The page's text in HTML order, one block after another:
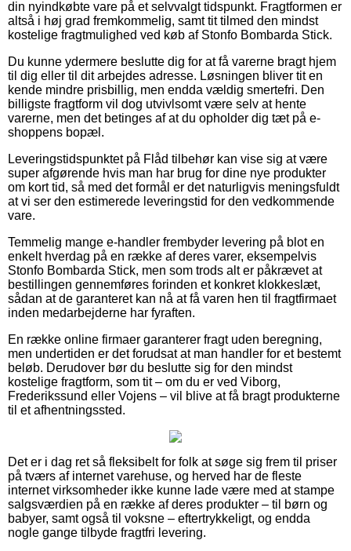
din nyindkøbte vare på et selvvalgt tidspunkt. Fragtformen er
altså i høj grad fremkommelig, samt tit tilmed den mindst
kostelige fragtmulighed ved køb af Stonfo Bombarda Stick.
Du kunne ydermere beslutte dig for at få varerne bragt hjem
til dig eller til dit arbejdes adresse. Løsningen bliver tit en
kende mindre prisbillig, men endda vældig smertefri. Den
billigste fragtform vil dog utvivlsomt være selv at hente
varerne, men det betinges af at du opholder dig tæt på e-
shoppens bopæl.
Leveringstidspunktet på Flåd tilbehør kan vise sig at være
super afgørende hvis man har brug for dine nye produkter
om kort tid, så med det formål er det naturligvis meningsfuldt
at vi ser den estimerede leveringstid for den vedkommende
vare.
Temmelig mange e-handler frembyder levering på blot en
enkelt hverdag på en række af deres varer, eksempelvis
Stonfo Bombarda Stick, men som trods alt er påkrævet at
bestillingen gennemføres forinden et konkret klokkeslæt,
sådan at de garanteret kan nå at få varen hen til fragtfirmaet
inden medarbejderne har fyraften.
En række online firmaer garanterer fragt uden beregning,
men undertiden er det forudsat at man handler for et bestemt
beløb. Derudover bør du beslutte sig for den mindst
kostelige fragtform, som tit – om du er ved Viborg,
Frederikssund eller Vojens – vil blive at få bragt produkterne
til et afhentningssted.
Det er i dag ret så fleksibelt for folk at søge sig frem til priser
på tværs af internet varehuse, og herved har de fleste
internet virksomheder ikke kunne lade være med at stampe
salgsværdien på en række af deres produkter – til børn og
babyer, samt også til voksne – eftertrykkeligt, og endda
nogle gange tilbyde fragtfri levering.